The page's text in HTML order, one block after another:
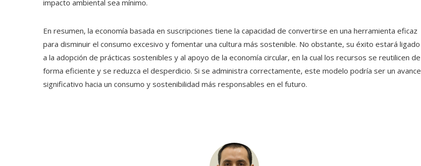
impacto ambiental sea mínimo.
En resumen, la economía basada en suscripciones tiene la capacidad de convertirse en una herramienta eficaz
para disminuir el consumo excesivo y fomentar una cultura más sostenible. No obstante, su éxito estará ligado
a la adopción de prácticas sostenibles y al apoyo de la economía circular, en la cual los recursos se reutilicen de
forma eficiente y se reduzca el desperdicio. Si se administra correctamente, este modelo podría ser un avance
significativo hacia un consumo y sostenibilidad más responsables en el futuro.